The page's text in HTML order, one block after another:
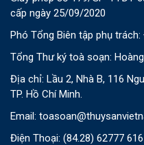
cấp ngày 25/09/2020
Phó Tổng Biên tập phụ
Tổng Thư ký toà soạn:
Địa chỉ: Lầu 2, Nhà B, 116
TP. Hồ Chí Minh.
Email:
Điện Thoại: (84.28) 62777 616